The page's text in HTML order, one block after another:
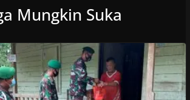
Mungkin Suka